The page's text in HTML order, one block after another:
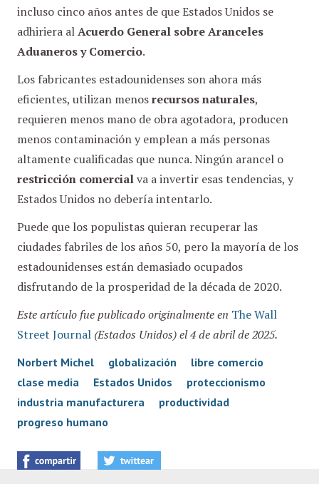
incluso cinco años antes de que Estados Unidos se
adhiriera alAcuerdo General sobre Aranceles
Aduaneros y Comercio.
Los fabricantes estadounidenses son ahora más
eficientes, utilizan menosrecursos naturales,
requieren menos mano de obra agotadora, producen
menos contaminación y emplean a más personas
altamente cualificadas que nunca. Ningún arancel o
restricción comercialva a invertir esas tendencias, y
Estados Unidos no debería intentarlo.
Puede que los populistas quieran recuperar las
ciudades fabriles de los años 50, pero la mayoría de los
estadounidenses están demasiado ocupados
disfrutando de la prosperidad de la década de 2020.
Este artículo fue publicado originalmente en The Wall
Street Journal (Estados Unidos) el 4 de abril de 2025.
Norbert Michel globalización
libre comercio
clase media
Estados Unidos
proteccionismo
industria manufacturera
productividad
progreso humano